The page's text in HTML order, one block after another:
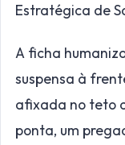
Estratégica de
A ficha
suspensa à
afixada no teto
ponta, um